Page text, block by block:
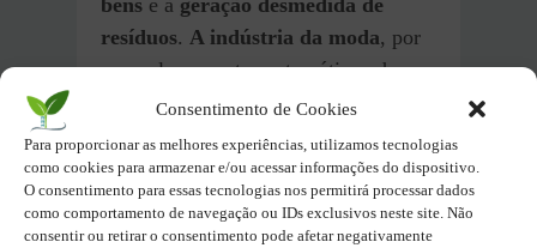
Consentimento de Cookies
Para proporcionar as melhores experiências, utilizamos tecnologias
como cookies para armazenar e/ou acessar informações do dispositivo.
O consentimento para essas tecnologias nos permitirá processar dados
como comportamento de navegação ou IDs exclusivos neste site. Não
consentir ou retirar o consentimento pode afetar negativamente
resíduos. A indústria da moda, por
exemplo, perpetua estereótipos de
beleza e padrões inalcançáveis,
impulsionando o
consumo
desenfreadoe o descarte precoce de
roupas. Além disso,sistemas
alimentaresdiscriminatórios